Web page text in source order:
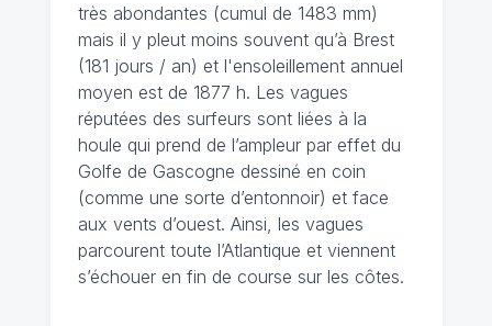
très abondantes (cumul de 1483 mm)
mais il y pleut moins souvent qu’à Brest
(181 jours / an) et l'ensoleillement annuel
moyen est de 1877 h. Les vagues
réputées des surfeurs sont liées à la
houle qui prend de l’ampleur par effet du
Golfe de Gascogne dessiné en coin
(comme une sorte d’entonnoir) et face
aux vents d’ouest. Ainsi, les vagues
parcourent toute l’Atlantique et viennent
s’échouer en fin de course sur les côtes.